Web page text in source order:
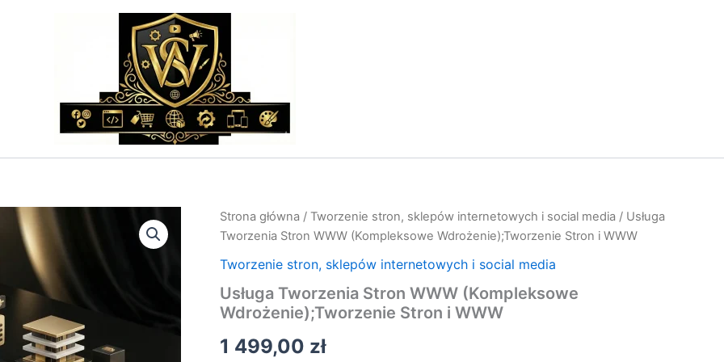
Strona główna / Tworzenie stron, sklepów internetowych i social media / Usługa
Tworzenia Stron WWW (Kompleksowe Wdrożenie);Tworzenie Stron i WWW
Tworzenie stron, sklepów internetowych i social media
Usługa Tworzenia Stron WWW (Kompleksowe
Wdrożenie);Tworzenie Stron i WWW
1 499,00 zł
ilość
Usługa
Stron
(Kompleksowe
Wdrożenie);Tworzenie
i